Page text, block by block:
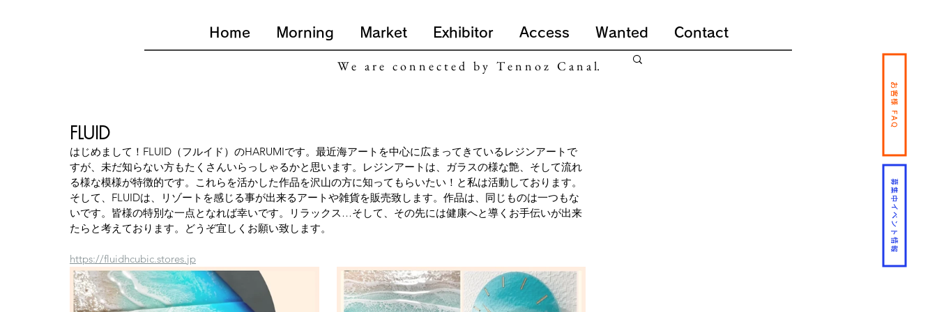
募集中イベント情報
お客様 FAQ
Home Morning Market Exhibitor Access Wanted Contact
FLUID
はじめまして！FLUID（フルイド）のHARUMIです。最近海アートを中心に広まってきているレジンアートで
すが、未だ知らない方もたくさんいらっしゃるかと思います。レジンアートは、ガラスの様な艶、そして流れ
る様な模様が特徴的です。これらを活かした作品を沢山の方に知ってもらいたい！と私は活動しております。
そして、FLUIDは、リゾートを感じる事が出来るアートや雑貨を販売致します。作品は、同じものは一つもな
いです。皆様の特別な一点となれば幸いです。リラックス…そして、その先には健康へと導くお手伝いが出来
たらと考えております。どうぞ宜しくお願い致します。
https://fluidhcubic.stores.jp
W e a r e c o n n e c t e d b y T e n n o z C a n a l.